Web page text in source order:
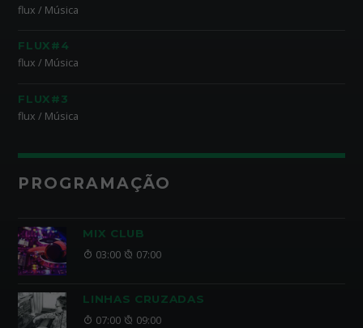
flux / Música
FLUX#4
flux / Música
FLUX#3
flux / Música
PROGRAMAÇÃO
MIX CLUB
03:00 07:00
LINHAS CRUZADAS
07:00 09:00